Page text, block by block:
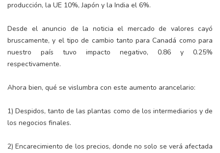
producción, la UE 10%, Japón y la India el 6%.
Desde el anuncio de la noticia el mercado de valores cayó
bruscamente, y el tipo de cambio tanto para Canadá como para
nuestro país tuvo impacto negativo, 0.86 y 0.25%
respectivamente.
Ahora bien, qué se vislumbra con este aumento arancelario:
1) Despidos, tanto de las plantas como de los intermediarios y de
los negocios finales.
2) Encarecimiento de los precios, donde no solo se verá afectada